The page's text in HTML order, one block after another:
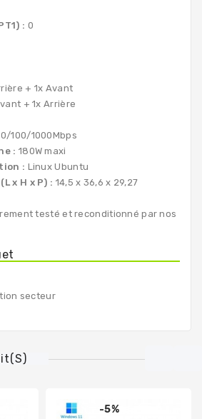
: 0
+ 1x Avant
+ 1x Arrière
100/1000Mbps
: 180W maxi
: Linux Ubuntu
x H x P) : 14,5 x 36,6 x 29,27
testé et reconditionné par nos
secteur
-5%